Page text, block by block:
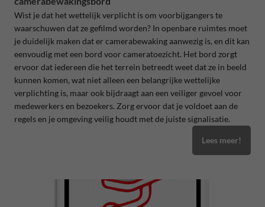
Wist je dat het wettelijk verplicht is om voorbijgangers te
waarschuwen dat ze gefilmd worden? In openbare ruimtes moet
je duidelijk maken dat er camerabewaking aanwezig is, en dit kan
eenvoudig met een bord voor cameratoezicht. Het bord zorgt
ervoor dat iedereen die het terrein betreedt weet dat ze in beeld
kunnen komen, wat niet alleen een belangrijke wettelijke
verplichting is, maar ook bijdraagt aan een veiliger gevoel voor
medewerkers en bezoekers. Zorg ervoor dat je voldoet aan de
regels en je omgeving veilig houdt met de juiste signalisatie.
Lees meer!